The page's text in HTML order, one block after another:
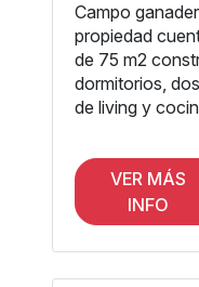
Campo
propiedad
de 75 m2
dormitorios,
de living y
VER MÁS
INFO